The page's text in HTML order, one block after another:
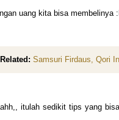
uang kita bisa membelinya
Related: Samsuri Firdaus, Qori
itulah sedikit tips yang